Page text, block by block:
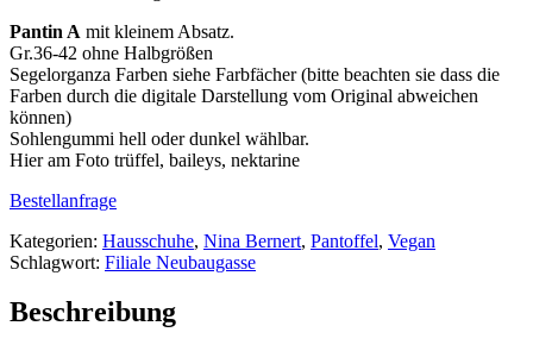
Pantin A mit kleinem Absatz.
Gr.36-42 ohne Halbgrößen
Segelorganza Farben siehe Farbfächer (bitte beachten sie dass die
Farben durch die digitale Darstellung vom Original abweichen
können)
Sohlengummi hell oder dunkel wählbar.
Hier am Foto trüffel, baileys, nektarine
Bestellanfrage
Kategorien: Hausschuhe, Nina Bernert, Pantoffel, Vegan
Schlagwort: Filiale Neubaugasse
Beschreibung